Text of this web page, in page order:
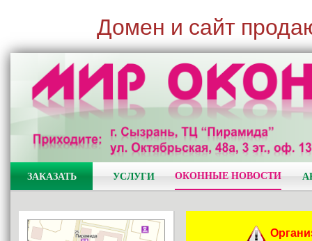
Домен и сайт
ЗАКАЗАТЬ УСЛУГИ ОКОННЫЕ НОВОСТИ